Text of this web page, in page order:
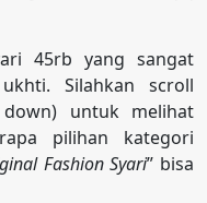
45rb yang sangat
Silahkan scroll
untuk melihat
pilihan kategori
Fashion Syari” bisa